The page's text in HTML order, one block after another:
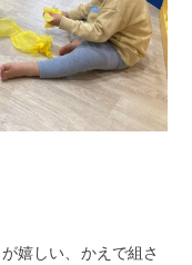
嬉しい、かえで組さ